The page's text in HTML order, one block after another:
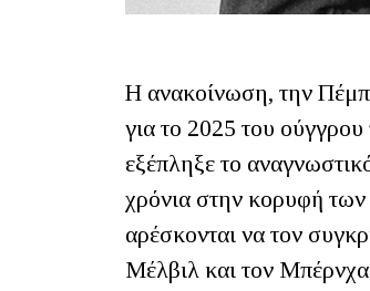
Η ανακοίνωση, την
για το 2025 του
εξέπληξε το
χρόνια στην κορυφή των
αρέσκονται να τον
Μέλβιλ και τον